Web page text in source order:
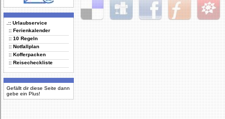
.:: Urlaubservice
:: Ferienkalender
:: 10 Regeln
:: Notfallplan
:: Kofferpacken
:: Reisecheckliste
Gefällt dir diese Seite dann
gebe ein Plus!
Delicious Digg Facebook Furl StudiVZ